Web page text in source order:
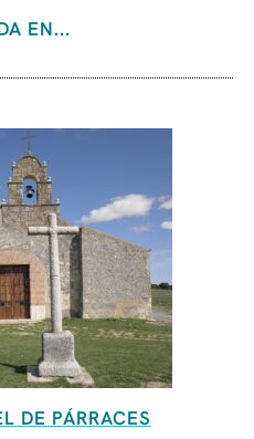
EN...
DE PÁRRACES